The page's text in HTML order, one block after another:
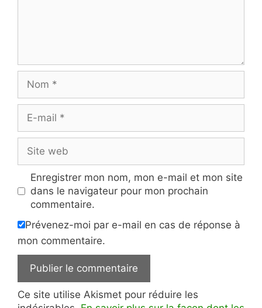
mail
web
Enregistrer mon nom, mon e-mail et mon site
dans le navigateur pour mon prochain
commentaire.
Prévenez-moi par e-mail en cas de réponse à
mon commentaire.
Ce site utilise Akismet pour réduire les